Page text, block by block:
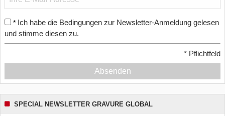
* Ich habe die Bedingungen zur Newsletter-Anmeldung gelesen
und stimme diesen zu.
* Pflichtfeld
Absenden
SPECIAL NEWSLETTER GRAVURE GLOBAL